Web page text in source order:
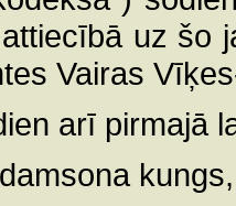
uz šo
Vairas
arī pirmajā